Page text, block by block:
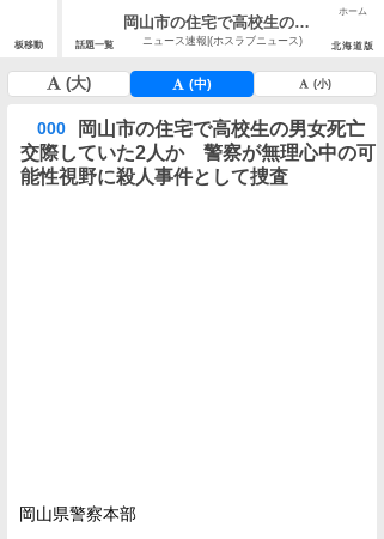
板移動 話題一覧
岡山市の住宅で高校生の男女死亡 交際していた2人か 警察が無理心中の可能性視野に殺人事件として捜査
ニュース速報|(ホスラブニュース)
ホーム
北海道版
(大) (中) (小)
000
岡山市の住宅で高校生の男女死亡
交際していた2人か 警察が無理心中の可
能性視野に殺人事件として捜査
岡山県警察本部